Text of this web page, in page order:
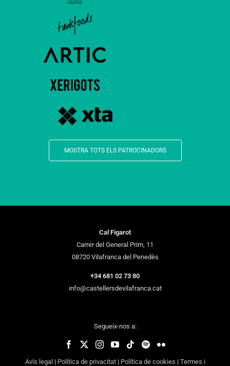
MOSTRA TOTS ELS PATROCINADORS
Cal Figarot
Carrer del General Prim, 11
08720 Vilafranca del Penedès
+34 681 02 73 80
info@castellersdevilafranca.cat
Segueix-nos a:
Avís legal | Política de privacitat| Política de cookies | Termes i